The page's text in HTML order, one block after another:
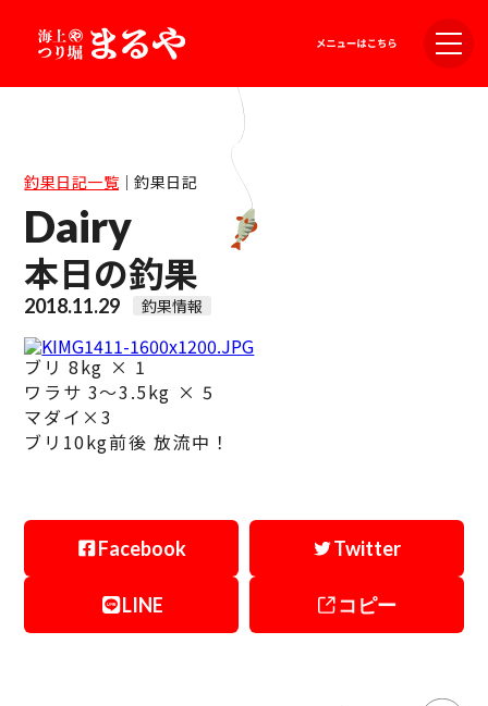
釣果日記一覧｜釣果日記
Dairy
本日の釣果
2018.11.29 釣果情報
ブリ 8kg × 1
ワラサ 3～3.5kg × 5
マダイ×3
ブリ10kg前後 放流中！
Facebook Twitter
LINE コピー